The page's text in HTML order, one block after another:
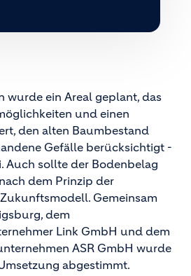
wurde ein Areal geplant, das
und einen
den alten Baumbestand
Gefälle berücksichtigt -
Auch sollte der Bodenbelag
dem Prinzip der
Gemeinsam
dem
Link GmbH und dem
ASR GmbH wurde
abgestimmt.